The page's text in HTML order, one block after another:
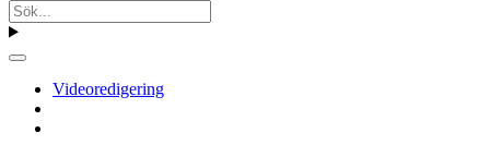
Videoredigering